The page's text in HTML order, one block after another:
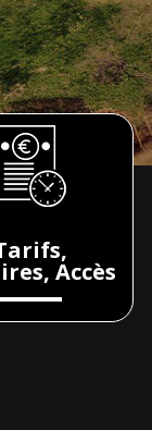
Accès